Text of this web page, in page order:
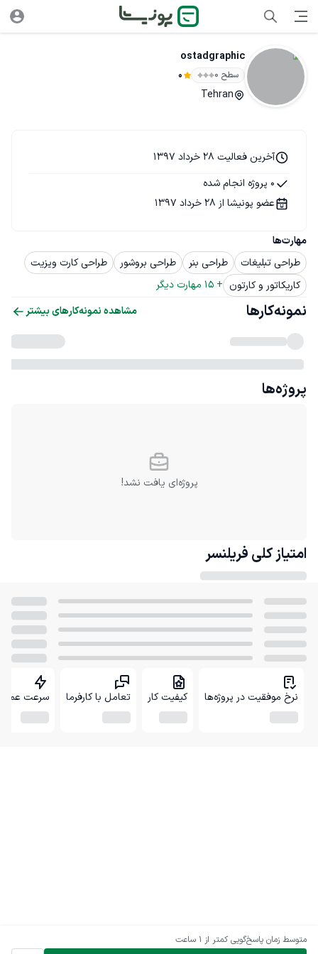
ostadgraphic
سطح ۰ 0
Tehran
متوسط زمان پاسخ‌گویی کمتر از 1 ساعت
مهارت‌ها
طراحی تبلیغات
طراحی بنر طراحی بروشور
طراحی کارت ویزیت
کاریکاتور و کارتون +
15 مهارت دیگر
آخرین فعالیت 28 خرداد 1397
0 پروژه انجام شده
عضو پونیشا از 28 خرداد 1397
نمونه‌کارها مشاهده نمونه‌کارهای بیشتر
پروژه‌ها
پروژه‌ای یافت نشد!
امتیاز کلی فریلنسر
نرخ موفقیت در پروژه‌ها کیفیت کار تعامل با کارفرما سرعت عمل